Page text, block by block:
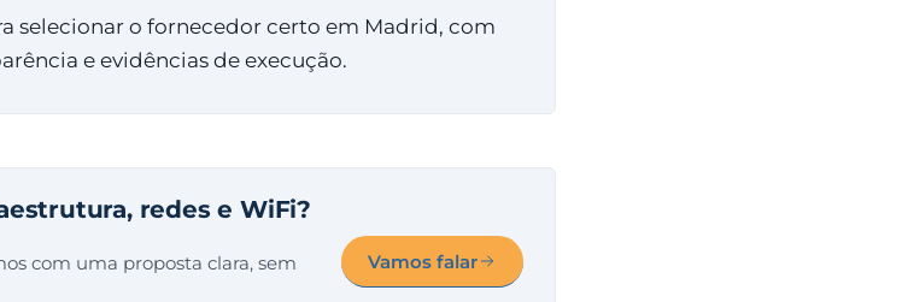
selecionar o fornecedor certo em Madrid, com
e evidências de execução.
redes e WiFi?
com uma proposta clara, sem
Vamos falar